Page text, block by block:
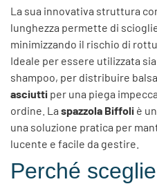
La sua innovativa struttura
lunghezza permette di
minimizzando il rischio di
Ideale per essere utilizzata
shampoo, per distribuire
asciutti per una piega
ordine. La spazzola Biffoli è
una soluzione pratica per
lucente e facile da gestire.
Perché